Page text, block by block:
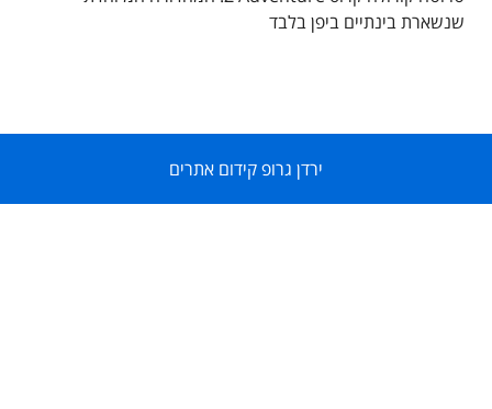
שנשארת בינתיים ביפן בלבד
ירדן גרופ קידום אתרים